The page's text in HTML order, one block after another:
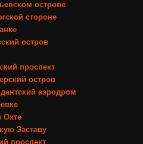
острове
стороне
остров
проспект
остров
аэродром
Охте
Заставу
проспект